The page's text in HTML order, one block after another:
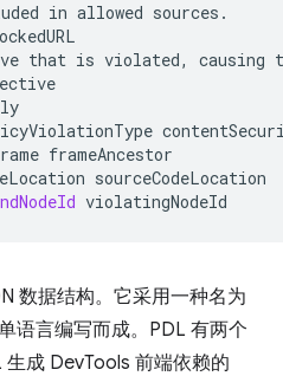
in allowed sources .
that is violated, causing
frameAncestor
sourceCodeLocation
violatingNodeId
数据结构。它采用一种名为
语言编写而成。PDL 有两个
成 DevTools 前端依赖的